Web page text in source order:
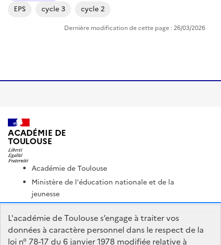
EPS
cycle 3 cycle 2
Dernière modification de cette page : 26/03/2026
ACADÉMIE DE
TOULOUSE
Académie de Toulouse
Ministère de l'éducation nationale et de la
jeunesse
Ministère de l'enseignement supérieur et de la
recherche
Portail Pédagogique Académique
L'académie de Toulouse s’engage à traiter vos
données à caractère personnel dans le respect de la
loi n° 78-17 du 6 janvier 1978 modifiée relative à